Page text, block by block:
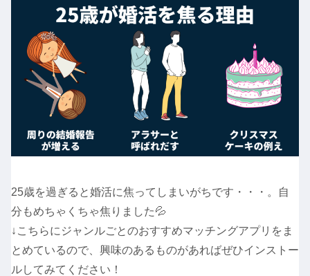
25歳を過ぎると婚活に焦ってしまいがちです・・・。自
分もめちゃくちゃ焦りました💦
↓こちらにジャンルごとのおすすめマッチングアプリをま
とめているので、興味のあるものがあればぜひインストー
ルしてみてください！